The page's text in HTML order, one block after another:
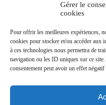
Gérer le
cookies
Pour offrir les meilleures expériences,
cookies pour stocker et/ou accéder aux
à ces technologies nous permettra de
navigation ou les ID uniques sur ce
consentement peut avoir un effet